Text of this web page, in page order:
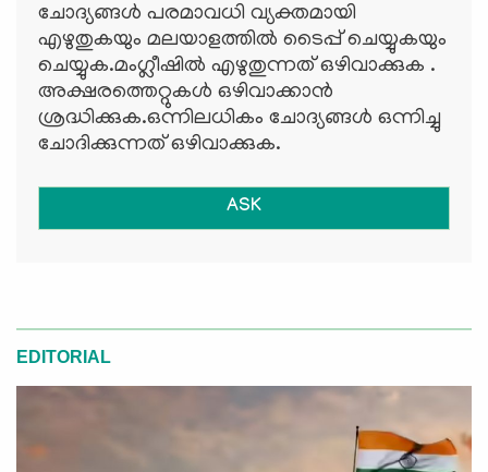
ചോദ്യങ്ങള്‍ പരമാവധി വ്യക്തമായി
എഴുതുകയും മലയാളത്തില്‍ ടൈപ്പ് ചെയ്യുകയും
ചെയ്യുക.മംഗ്ലീഷില്‍ എഴുതുന്നത് ഒഴിവാക്കുക .
അക്ഷരത്തെറ്റുകള്‍ ഒഴിവാക്കാന്‍
ശ്രദ്ധിക്കുക.ഒന്നിലധികം ചോദ്യങ്ങള്‍ ഒന്നിച്ചു
ചോദിക്കുന്നത് ഒഴിവാക്കുക.
ASK
EDITORIAL